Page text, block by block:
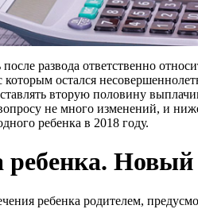
развода ответственно
которым остался
вторую половину
не много изменений, и
ребенка в 2018 году.
Новый
ребенка родителем,